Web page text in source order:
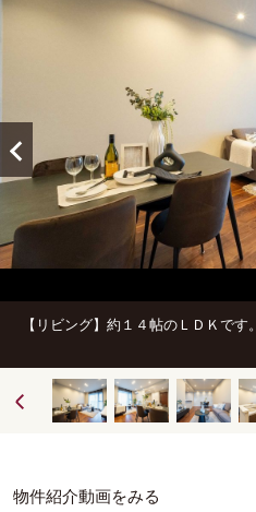
【リビング】約１４帖のＬＤＫです。
物件紹介動画をみる